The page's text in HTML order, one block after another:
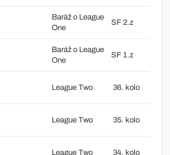
Baráž o League
One
SF 2.z
Baráž o League
One
SF 1.z
League Two 36. kolo
League Two 35. kolo
League Two 34. kolo